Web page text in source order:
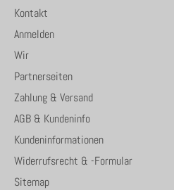
Kontakt
Anmelden
Wir
Partnerseiten
Zahlung & Versand
AGB & Kundeninfo
Kundeninformationen
Widerrufsrecht & -Formular
Sitemap